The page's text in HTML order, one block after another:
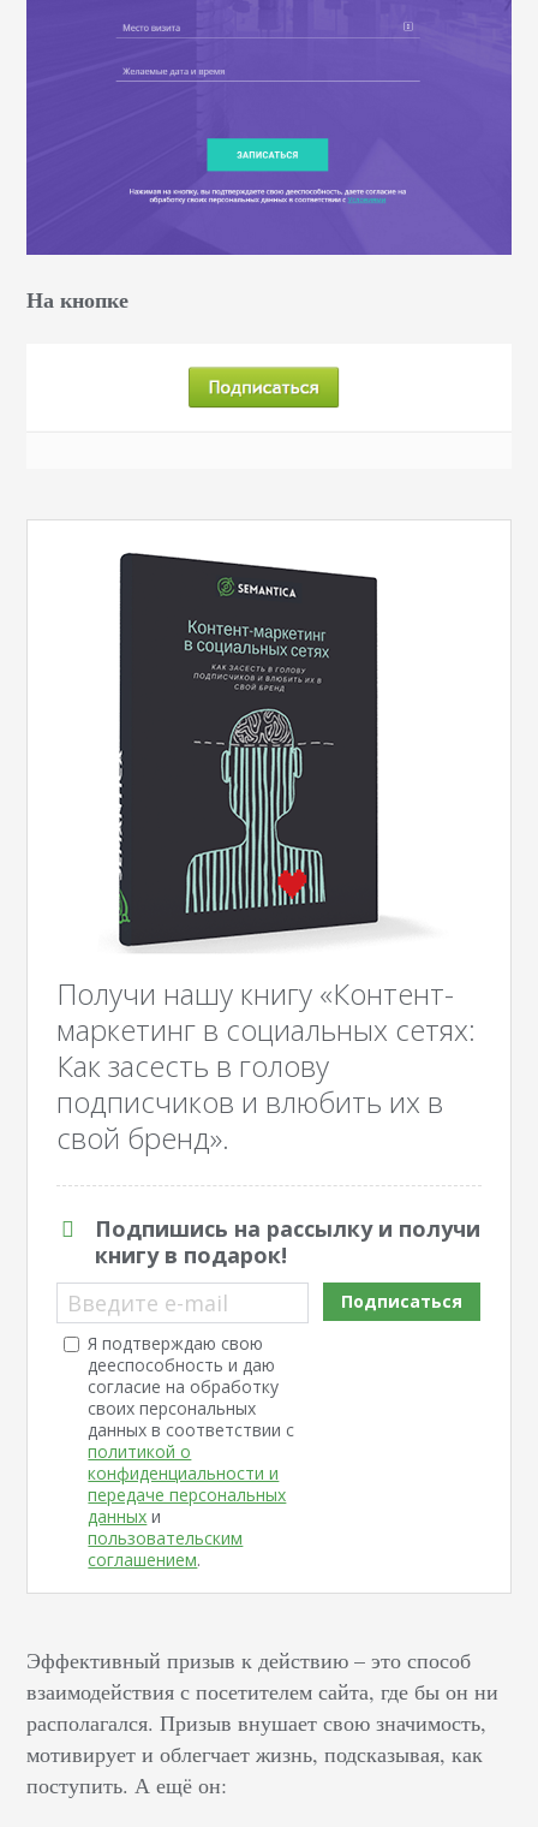
На кнопке
Получи нашу книгу «Контент-
маркетинг в социальных сетях:
Как засесть в голову
подписчиков и влюбить их в
свой бренд».
Подпишись на рассылку и получи
книгу в подарок!
Введите e-mail
Я подтверждаю свою
дееспособность и даю
согласие на обработку
своих персональных
данных в соответствии с
политикой о
конфиденциальности и
передаче персональных
данных и
пользовательским
соглашением.
Подписаться
Эффективный призыв к действию – это способ
взаимодействия с посетителем сайта, где бы он ни
располагался. Призыв внушает свою значимость,
мотивирует и облегчает жизнь, подсказывая, как
поступить. А ещё он: